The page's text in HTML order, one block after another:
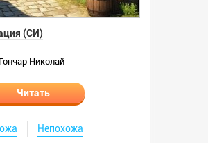
(СИ)
Гончар Николай
Читать
Непохожа